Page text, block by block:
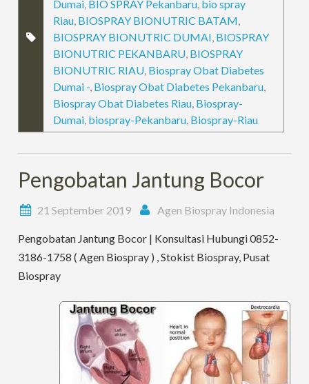
Dumai BIO SPRAY Pekanbaru bio spray
Riau BIOSPRAY BIONUTRIC BATAM
BIOSPRAY BIONUTRIC DUMAI BIOSPRAY
BIONUTRIC PEKANBARU BIOSPRAY
BIONUTRIC RIAU Biospray Obat Diabetes
Dumai - Biospray Obat Diabetes Pekanbaru
Biospray Obat Diabetes Riau Biospray-
Dumai biospray-Pekanbaru Biospray-Riau
Pengobatan Jantung Bocor
21 September 2019 Agen Biospray Indonesia
Pengobatan Jantung Bocor | Konsultasi Hubungi 0852-
3186-1758 ( Agen Biospray ) , Stokist Biospray, Pusat
Biospray